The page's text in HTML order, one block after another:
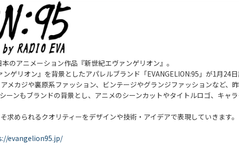
のアニメーション作品『新世紀エヴァンゲリオン』。
ゲリオン』を背景としたアパレルブランド「EVANGELION:95」が1月24日
メカジや裏原系ファッション、ビンテージやグランジファッションなど、
ーンもブランドの背景とし、アニメのシーンカットやタイトルロゴ、キャ
められるクオリティーをデザインや技術・アイデアで表現していきます。
evangelion95.jp/